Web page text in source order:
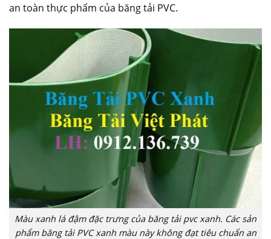
an toàn thực phẩm của băng tải PVC.
Màu xanh lá đậm đặc trưng của băng tải pvc xanh. Các sản
phẩm băng tải PVC xanh màu này không đạt tiêu chuẩn an